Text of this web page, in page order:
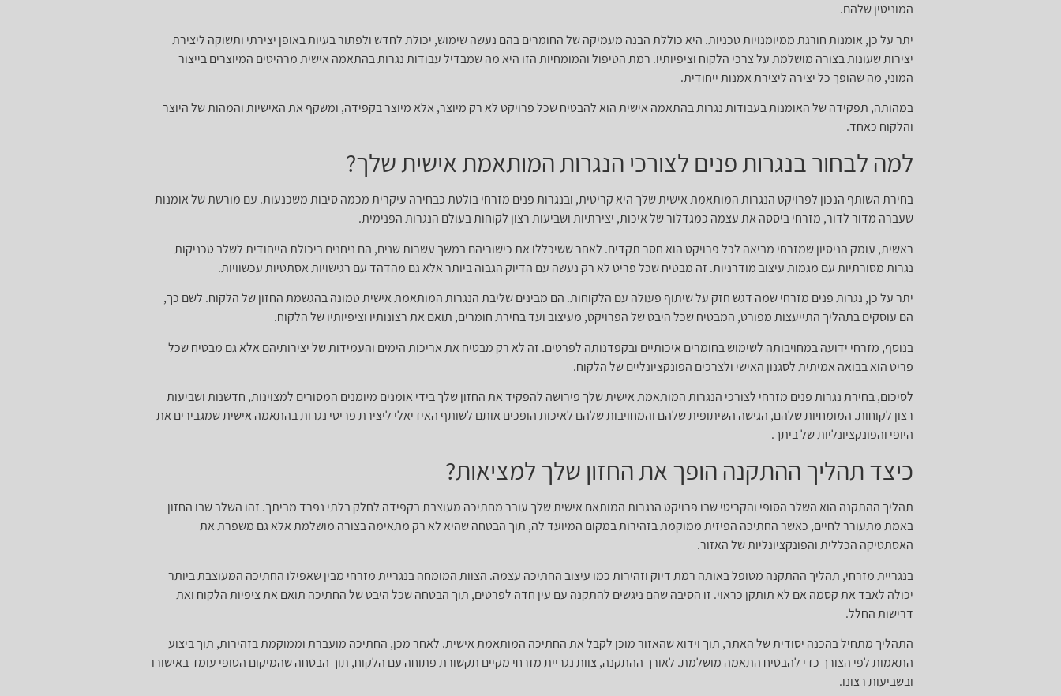
המוניטין שלהם.
יתר על כן, אומנות חורגת ממיומנויות טכניות. היא כוללת הבנה מעמיקה של החומרים בהם נעשה שימוש, יכולת לחדש ולפתור בעיות באופן יצירתי ותשוקה ליצירת
יצירות שעונות בצורה מושלמת על צרכי הלקוח וציפיותיו. רמת הטיפול והמומחיות הזו היא מה שמבדיל עבודות נגרות בהתאמה אישית מרהיטים המיוצרים בייצור
המוני, מה שהופך כל יצירה ליצירת אמנות ייחודית.
במהותה, תפקידה של האומנות בעבודות נגרות בהתאמה אישית הוא להבטיח שכל פרויקט לא רק מיוצר, אלא מיוצר בקפידה, ומשקף את האישיות והמהות של היוצר
והלקוח כאחד.
למה לבחור בנגרות פנים לצורכי הנגרות המותאמת אישית שלך?
בחירת השותף הנכון לפרויקט הנגרות המותאמת אישית שלך היא קריטית, ובנגרות פנים מזרחי בולטת כבחירה עיקרית מכמה סיבות משכנעות. עם מורשת של אומנות
שעברה מדור לדור, מזרחי ביססה את עצמה כמגדלור של איכות, יצירתיות ושביעות רצון לקוחות בעולם הנגרות הפנימית.
ראשית, עומק הניסיון שמזרחי מביאה לכל פרויקט הוא חסר תקדים. לאחר ששיכללו את כישוריהם במשך עשרות שנים, הם ניחנים ביכולת הייחודית לשלב טכניקות
נגרות מסורתיות עם מגמות עיצוב מודרניות. זה מבטיח שכל פריט לא רק נעשה עם הדיוק הגבוה ביותר אלא גם מהדהד עם רגישויות אסתטיות עכשוויות.
יתר על כן, נגרות פנים מזרחי שמה דגש חזק על שיתוף פעולה עם הלקוחות. הם מבינים שליבת הנגרות המותאמת אישית טמונה בהגשמת החזון של הלקוח. לשם כך,
הם עוסקים בתהליך התייעצות מפורט, המבטיח שכל היבט של הפרויקט, מעיצוב ועד בחירת חומרים, תואם את רצונותיו וציפיותיו של הלקוח.
בנוסף, מזרחי ידועה במחויבותה לשימוש בחומרים איכותיים ובקפדנותה לפרטים. זה לא רק מבטיח את אריכות הימים והעמידות של יצירותיהם אלא גם מבטיח שכל
פריט הוא בבואה אמיתית לסגנון האישי ולצרכים הפונקציונליים של הלקוח.
לסיכום, בחירת נגרות פנים מזרחי לצורכי הנגרות המותאמת אישית שלך פירושה להפקיד את החזון שלך בידי אומנים מיומנים המסורים למצוינות, חדשנות ושביעות
רצון לקוחות. המומחיות שלהם, הגישה השיתופית שלהם והמחויבות שלהם לאיכות הופכים אותם לשותף האידיאלי ליצירת פריטי נגרות בהתאמה אישית שמגבירים את
היופי והפונקציונליות של ביתך.
כיצד תהליך ההתקנה הופך את החזון שלך למציאות?
תהליך ההתקנה הוא השלב הסופי והקריטי שבו פרויקט הנגרות המותאם אישית שלך עובר מחתיכה מעוצבת בקפידה לחלק בלתי נפרד מביתך. זהו השלב שבו החזון
באמת מתעורר לחיים, כאשר החתיכה הפיזית ממוקמת בזהירות במקום המיועד לה, תוך הבטחה שהיא לא רק מתאימה בצורה מושלמת אלא גם משפרת את
האסתטיקה הכללית והפונקציונליות של האזור.
בנגריית מזרחי, תהליך ההתקנה מטופל באותה רמת דיוק וזהירות כמו עיצוב החתיכה עצמה. הצוות המומחה בנגריית מזרחי מבין שאפילו החתיכה המעוצבת ביותר
יכולה לאבד את קסמה אם לא תותקן כראוי. זו הסיבה שהם ניגשים להתקנה עם עין חדה לפרטים, תוך הבטחה שכל היבט של החתיכה תואם את ציפיות הלקוח ואת
דרישות החלל.
התהליך מתחיל בהכנה יסודית של האתר, תוך וידוא שהאזור מוכן לקבל את החתיכה המותאמת אישית. לאחר מכן, החתיכה מועברת וממוקמת בזהירות, תוך ביצוע
התאמות לפי הצורך כדי להבטיח התאמה מושלמת. לאורך ההתקנה, צוות נגריית מזרחי מקיים תקשורת פתוחה עם הלקוח, תוך הבטחה שהמיקום הסופי עומד באישורו
ובשביעות רצונו.